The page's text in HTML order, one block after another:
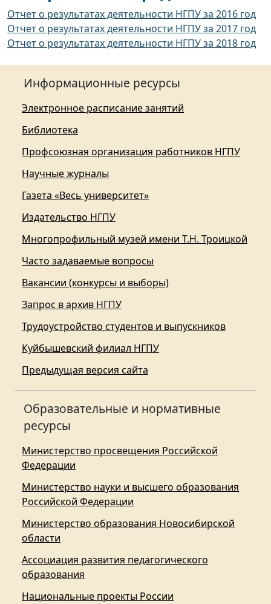
Отчет о результатах деятельности НГПУ за 2016 год
Отчет о результатах деятельности НГПУ за 2017 год
Отчет о результатах деятельности НГПУ за 2018 год
Информационные ресурсы
Электронное расписание занятий
Библиотека
Профсоюзная организация работников НГПУ
Научные журналы
Газета «Весь университет»
Издательство НГПУ
Многопрофильный музей имени Т.Н. Троицкой
Часто задаваемые вопросы
Вакансии (конкурсы и выборы)
Запрос в архив НГПУ
Трудоустройство студентов и выпускников
Куйбышевский филиал НГПУ
Предыдущая версия сайта
Образовательные и нормативные
ресурсы
Министерство просвещения Российской
Федерации
Министерство науки и высшего образования
Российской Федерации
Министерство образования Новосибирской
области
Ассоциация развития педагогического
образования
Национальные проекты России